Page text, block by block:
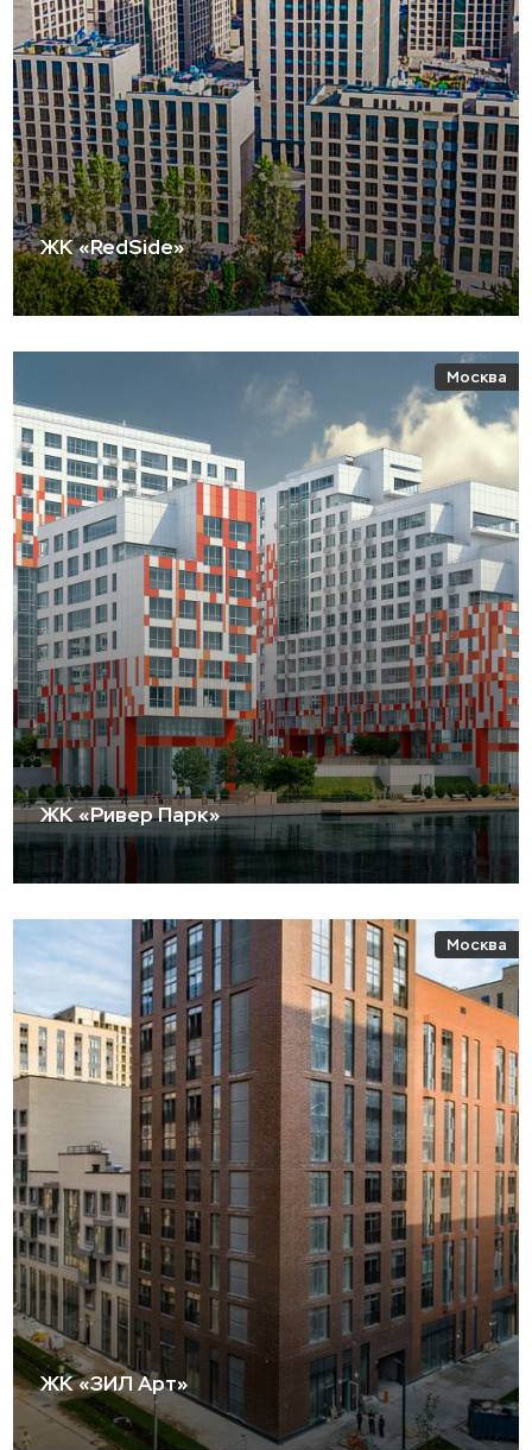
ЖК «RedSide»
Москва
ЖК «Ривер Парк»
Москва
ЖК «ЗИЛ Арт»